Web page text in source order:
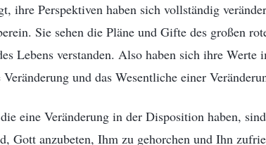
ihre Perspektiven haben sich vollständig
Sie sehen die Pläne und Gifte des großen
Lebens verstanden. Also haben sich ihre
Veränderung und das Wesentliche einer
eine Veränderung in der Disposition haben,
Gott anzubeten, Ihm zu gehorchen und Ihn